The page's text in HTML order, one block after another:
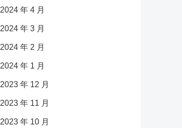
2024 年 4 月
2024 年 3 月
2024 年 2 月
2024 年 1 月
2023 年 12 月
2023 年 11 月
2023 年 10 月